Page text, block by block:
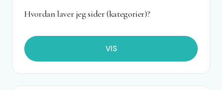
Hvordan laver jeg sider (kategorier)?
VIS